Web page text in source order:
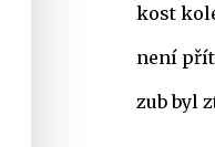
kost
není
zub byl